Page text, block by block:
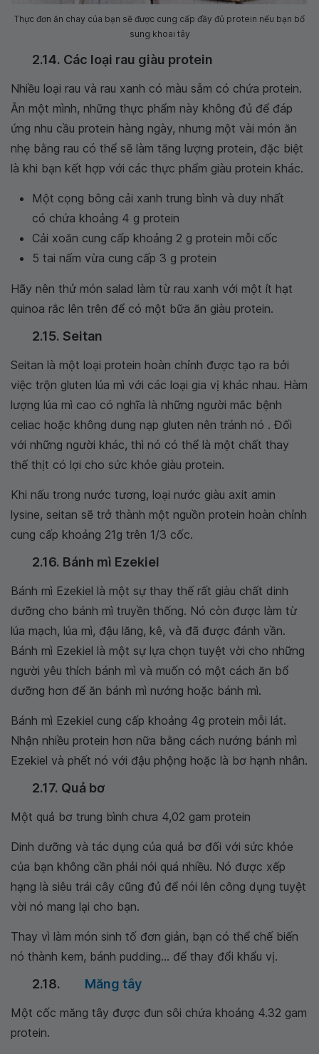
Thực đơn ăn chay của bạn sẽ được cung cấp đầy đủ protein nếu bạn bổ
sung khoai tây
2.14. Các loại rau giàu protein
Nhiều loại rau và rau xanh có màu sẫm có chứa protein.
Ăn một mình, những thực phẩm này không đủ để đáp
ứng nhu cầu protein hàng ngày, nhưng một vài món ăn
nhẹ bằng rau có thể sẽ làm tăng lượng protein, đặc biệt
là khi bạn kết hợp với các thực phẩm giàu protein khác.
Một cọng bông cải xanh trung bình và duy nhất
có chứa khoảng 4 g protein
Cải xoăn cung cấp khoảng 2 g protein mỗi cốc
5 tai nấm vừa cung cấp 3 g protein
Hãy nên thử món salad làm từ rau xanh với một ít hạt
quinoa rắc lên trên để có một bữa ăn giàu protein.
2.15. Seitan
Seitan là một loại protein hoàn chỉnh được tạo ra bởi
việc trộn gluten lúa mì với các loại gia vị khác nhau. Hàm
lượng lúa mì cao có nghĩa là những người mắc bệnh
celiac hoặc không dung nạp gluten nên tránh nó . Đối
với những người khác, thì nó có thể là một chất thay
thế thịt có lợi cho sức khỏe giàu protein.
Khi nấu trong nước tương, loại nước giàu axit amin
lysine, seitan sẽ trở thành một nguồn protein hoàn chỉnh
cung cấp khoảng 21g trên 1/3 cốc.
2.16. Bánh mì Ezekiel
Bánh mì Ezekiel là một sự thay thế rất giàu chất dinh
dưỡng cho bánh mì truyền thống. Nó còn được làm từ
lúa mạch, lúa mì, đậu lăng, kê, và đã được đánh vần.
Bánh mì Ezekiel là một sự lựa chọn tuyệt vời cho những
người yêu thích bánh mì và muốn có một cách ăn bổ
dưỡng hơn để ăn bánh mì nướng hoặc bánh mì.
Bánh mì Ezekiel cung cấp khoảng 4g protein mỗi lát.
Nhận nhiều protein hơn nữa bằng cách nướng bánh mì
Ezekiel và phết nó với đậu phộng hoặc là bơ hạnh nhân.
2.17. Quả bơ
Một quả bơ trung bình chưa 4,02 gam protein
Dinh dưỡng và tác dụng của quả bơ đối với sức khỏe
của bạn không cần phải nói quá nhiều. Nó được xếp
hạng là siêu trái cây cũng đủ để nói lên công dụng tuyệt
vời nó mang lại cho bạn.
Thay vì làm món sinh tố đơn giản, bạn có thể chế biến
nó thành kem, bánh pudding... để thay đổi khẩu vị.
2.18. Măng tây
Một cốc măng tây được đun sôi chứa khoảng 4.32 gam
protein.